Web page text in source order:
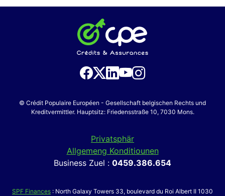
© Crédit Populaire Européen - Gesellschaft belgischen Rechts und
Kreditvermittler. Hauptsitz: Friedensstraße 10, 7030 Mons.
Privatsphär
Allgemeng Konditiounen
Business Zuel : 0459.386.654
SPF Finances : North Galaxy Towers 33, boulevard du Roi Albert II 1030